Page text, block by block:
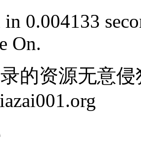
in 0.004133
On.
的资源无意